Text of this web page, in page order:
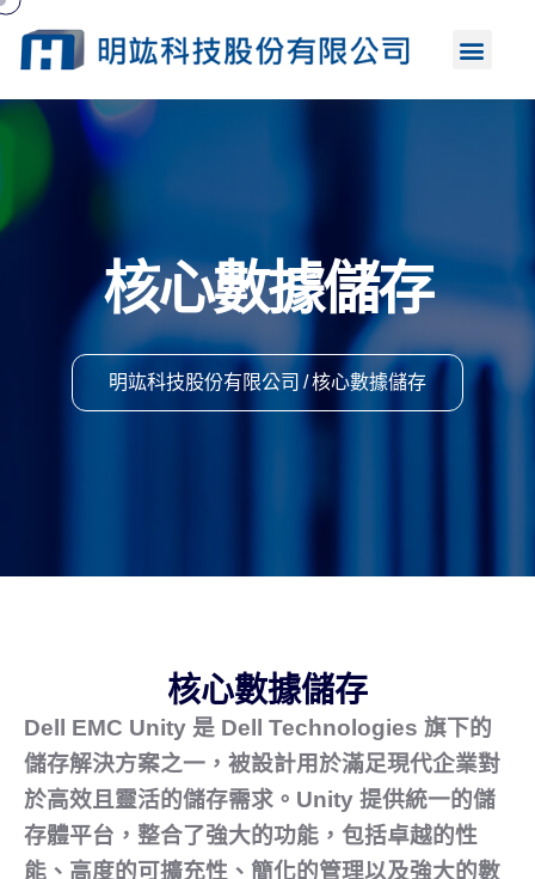
核心數據儲存
明竑科技股份有限公司 核心數據儲存
核心數據儲存
Dell EMC Unity 是 Dell Technologies 旗下的
儲存解決方案之一，被設計用於滿足現代企業對
於高效且靈活的儲存需求。Unity 提供統一的儲
存體平台，整合了強大的功能，包括卓越的性
能、高度的可擴充性、簡化的管理以及強大的數